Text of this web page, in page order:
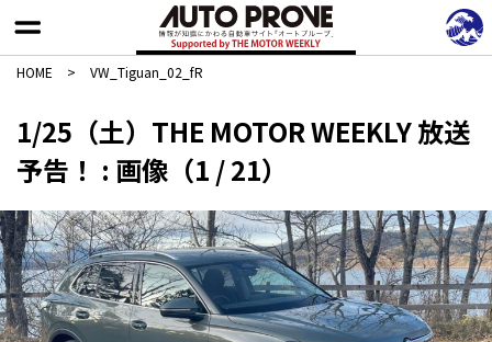
HOME > VW_Tiguan_02_fR
1/25（土）THE MOTOR WEEKLY 放送
予告！ : 画像（1 / 21）